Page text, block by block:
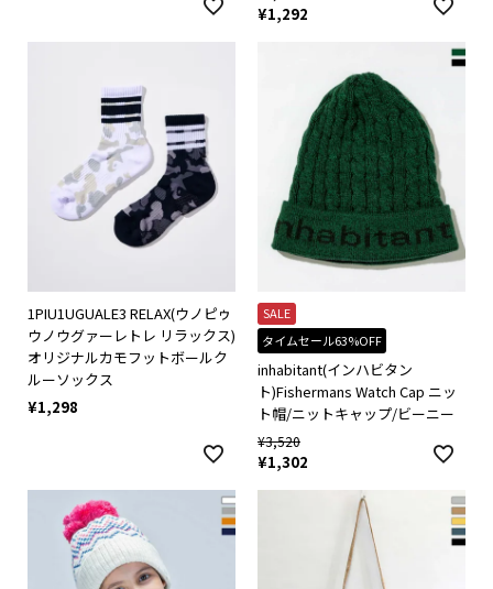
¥1,292
1PIU1UGUALE3 RELAX(ウノピゥ
ウノウグァーレトレ リラックス)
オリジナルカモフットボールク
ルーソックス
¥1,298
SALE
タイムセール63%OFF
inhabitant(インハビタン
ト)Fishermans Watch Cap ニッ
ト帽/ニットキャップ/ビーニー
¥3,520
¥1,302